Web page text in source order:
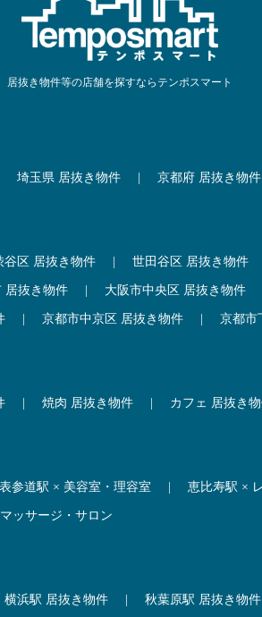
居抜き物件等の店舗を探すならテンポスマート
埼玉県 居抜き物件 京都府 居抜き物件
谷区 居抜き物件 世田谷区 居抜き物件
居抜き物件 大阪市中央区 居抜き物件
京都市中京区 居抜き物件 京都市
焼肉 居抜き物件 カフェ 居抜き
表参道駅 × 美容室・理容室 恵比寿駅 ×
ッサージ・サロン
横浜駅 居抜き物件 秋葉原駅 居抜き物件